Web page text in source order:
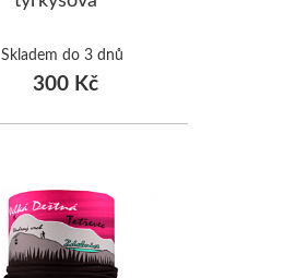
Skladem do 3 dnů
300 Kč